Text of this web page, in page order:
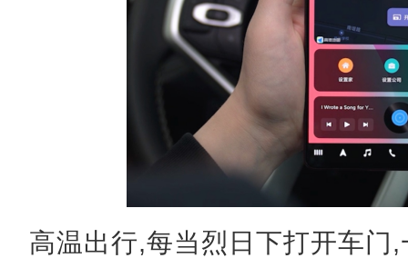
高温出行,每当烈日下打开车门